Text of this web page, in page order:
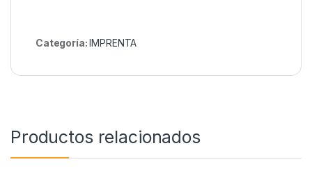
Categoría:IMPRENTA
Productos relacionados